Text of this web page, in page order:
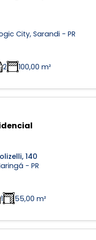
City, Sarandi - PR
2 100,00 m²
140
- PR
1 55,00 m²